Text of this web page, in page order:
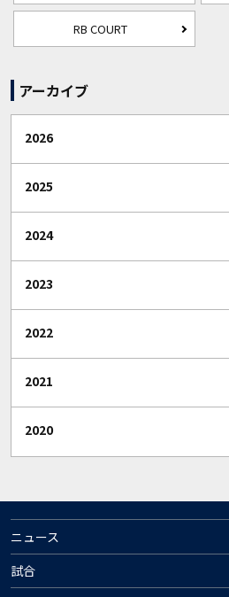
RB COURT
アーカイブ
2026
2025
2024
2023
2022
2021
2020
ニュース
試合